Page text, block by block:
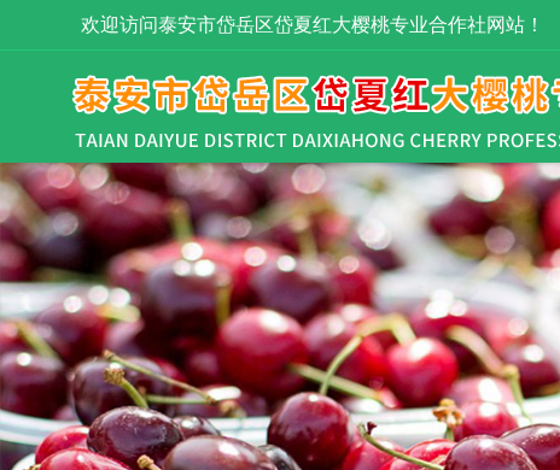
欢迎访问泰安市岱岳区岱夏红大樱桃专业合作社网站！